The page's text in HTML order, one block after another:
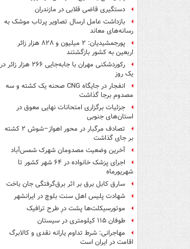
دستگیری قاضی قلابی در مازندران
بازداشت عامل ارسال تصاویر پرتاب موشک به
رسانه‌های معاند
پورجمشیدیان: ۲ میلیون و ۸۲۸ هزار زائر
اربعین به کشور بازگشتند
رکوردشکنی مهران با جابه‌جایی ۲۶۶ هزار زائر در
یک روز
انفجار در جایگاه CNG صحنه یک کشته و سه
مصدوم برجا گذاشت
جزئیات برگزاری امتحانات نهایی معوق در
استان‌های جنوبی
تصادف مرگبار در محور اهواز–شوش ۲ کشته
بر جای گذاشت
آخرین وضعیت مصدومان شهرک شمس‌آباد
اجرای پزشک خانواده در ۶۴ شهر کشور تا
شهریورماه
سارق کابل برق بر اثر برق‌گرفتگی جان باخت
شهادت پلیس اهل سنت بلوچ در ایرانشهر
موتورسیکلت‌ها پشت درِ طرح ترافیک
طوفان ۱۱۵ کیلومتری در سیستان
مهاجرانی: شرط تداوم یارانه نقدی و کالابرگ
اقامت در ایران است